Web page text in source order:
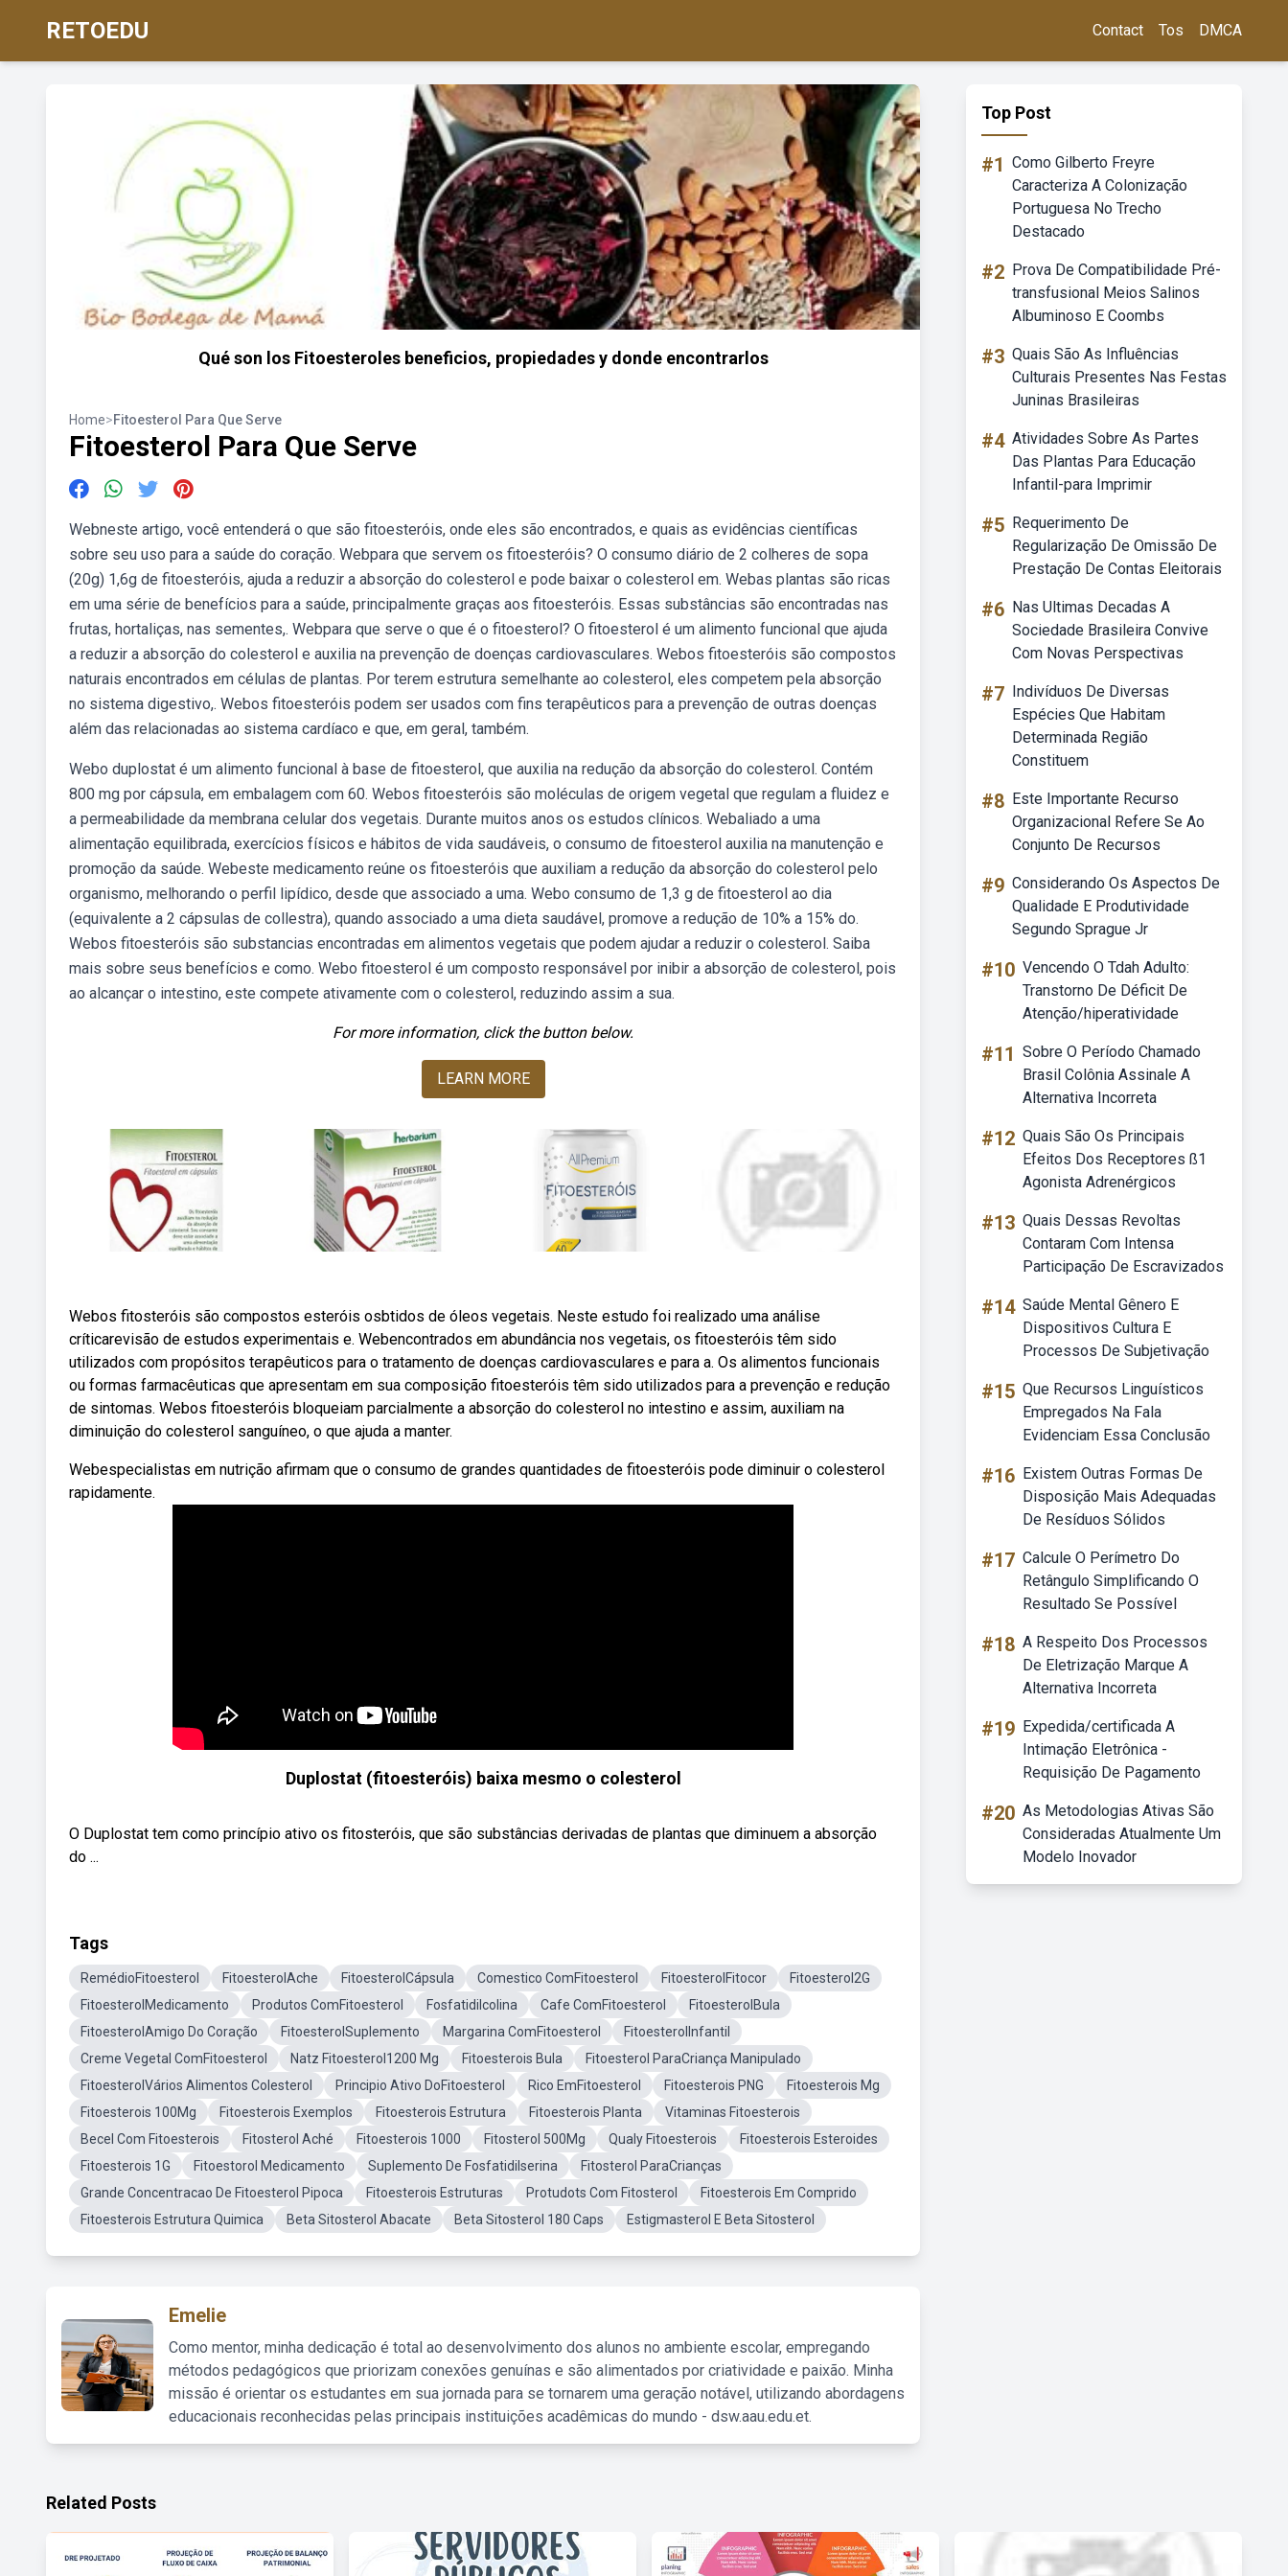
RETOEDU Contact Tos DMCA
Qué son los Fitoesteroles beneficios, propiedades y donde encontrarlos
Home>Fitoesterol Para Que Serve
Fitoesterol Para Que Serve
Webneste artigo, você entenderá o que são fitoesteróis, onde eles são encontrados, e quais as evidências científicas
sobre seu uso para a saúde do coração. Webpara que servem os fitoesteróis? O consumo diário de 2 colheres de sopa
(20g) 1,6g de fitoesteróis, ajuda a reduzir a absorção do colesterol e pode baixar o colesterol em. Webas plantas são ricas
em uma série de benefícios para a saúde, principalmente graças aos fitoesteróis. Essas substâncias são encontradas nas
frutas, hortaliças, nas sementes,. Webpara que serve o que é o fitoesterol? O fitoesterol é um alimento funcional que ajuda
a reduzir a absorção do colesterol e auxilia na prevenção de doenças cardiovasculares. Webos fitoesteróis são compostos
naturais encontrados em células de plantas. Por terem estrutura semelhante ao colesterol, eles competem pela absorção
no sistema digestivo,. Webos fitoesteróis podem ser usados com fins terapêuticos para a prevenção de outras doenças
além das relacionadas ao sistema cardíaco e que, em geral, também.
Webo duplostat é um alimento funcional à base de fitoesterol, que auxilia na redução da absorção do colesterol. Contém
800 mg por cápsula, em embalagem com 60. Webos fitoesteróis são moléculas de origem vegetal que regulam a fluidez e
a permeabilidade da membrana celular dos vegetais. Durante muitos anos os estudos clínicos. Webaliado a uma
alimentação equilibrada, exercícios físicos e hábitos de vida saudáveis, o consumo de fitoesterol auxilia na manutenção e
promoção da saúde. Webeste medicamento reúne os fitoesteróis que auxiliam a redução da absorção do colesterol pelo
organismo, melhorando o perfil lipídico, desde que associado a uma. Webo consumo de 1,3 g de fitoesterol ao dia
(equivalente a 2 cápsulas de collestra), quando associado a uma dieta saudável, promove a redução de 10% a 15% do.
Webos fitoesteróis são substancias encontradas em alimentos vegetais que podem ajudar a reduzir o colesterol. Saiba
mais sobre seus benefícios e como. Webo fitoesterol é um composto responsável por inibir a absorção de colesterol, pois
ao alcançar o intestino, este compete ativamente com o colesterol, reduzindo assim a sua.
For more information, click the button below.
LEARN MORE
Webos fitosteróis são compostos esteróis osbtidos de óleos vegetais. Neste estudo foi realizado uma análise
críticarevisão de estudos experimentais e. Webencontrados em abundância nos vegetais, os fitoesteróis têm sido
utilizados com propósitos terapêuticos para o tratamento de doenças cardiovasculares e para a. Os alimentos funcionais
ou formas farmacêuticas que apresentam em sua composição fitoesteróis têm sido utilizados para a prevenção e redução
de sintomas. Webos fitoesteróis bloqueiam parcialmente a absorção do colesterol no intestino e assim, auxiliam na
diminuição do colesterol sanguíneo, o que ajuda a manter.
Webespecialistas em nutrição afirmam que o consumo de grandes quantidades de fitoesteróis pode diminuir o colesterol
rapidamente.
Duplostat (fitoesteróis) baixa mesmo o colesterol
O Duplostat tem como princípio ativo os fitosteróis, que são substâncias derivadas de plantas que diminuem a absorção
do ...
Tags
RemédioFitoesterol FitoesterolAche FitoesterolCápsula Comestico ComFitoesterol FitoesterolFitocor
Fitoesterol2G
FitoesterolMedicamento
Produtos ComFitoesterol Fosfatidilcolina Cafe ComFitoesterol
FitoesterolBula
FitoesterolAmigo Do Coração
FitoesterolSuplemento Margarina ComFitoesterol
FitoesterolInfantil
Creme Vegetal ComFitoesterol
Natz Fitoesterol1200 Mg Fitoesterois Bula
Fitoesterol ParaCriança Manipulado
FitoesterolVários Alimentos Colesterol
Principio Ativo DoFitoesterol Rico EmFitoesterol Fitoesterois PNG
Fitoesterois Mg
Fitoesterois 100Mg
Fitoesterois Exemplos Fitoesterois Estrutura Fitoesterois Planta
Vitaminas Fitoesterois
Becel Com Fitoesterois
Fitosterol Aché Fitoesterois 1000 Fitosterol 500Mg Qualy Fitoesterois
Fitoesterois Esteroides
Fitoesterois 1G
Fitoestorol Medicamento Suplemento De Fosfatidilserina
Fitosterol ParaCrianças
Grande Concentracao De Fitoesterol Pipoca
Fitoesterois Estruturas Protudots Com Fitosterol
Fitoesterois Em Comprido
Fitoesterois Estrutura Quimica
Beta Sitosterol Abacate Beta Sitosterol 180 Caps Estigmasterol E Beta Sitosterol
Emelie
Como mentor, minha dedicação é total ao desenvolvimento dos alunos no ambiente escolar, empregando
métodos pedagógicos que priorizam conexões genuínas e são alimentados por criatividade e paixão. Minha
missão é orientar os estudantes em sua jornada para se tornarem uma geração notável, utilizando abordagens
educacionais reconhecidas pelas principais instituições acadêmicas do mundo - dsw.aau.edu.et.
Top Post
#1 Como Gilberto Freyre
Caracteriza A Colonização
Portuguesa No Trecho
Destacado
#2 Prova De Compatibilidade Pré-
transfusional Meios Salinos
Albuminoso E Coombs
#3 Quais São As Influências
Culturais Presentes Nas Festas
Juninas Brasileiras
#4 Atividades Sobre As Partes
Das Plantas Para Educação
Infantil-para Imprimir
#5 Requerimento De
Regularização De Omissão De
Prestação De Contas Eleitorais
#6 Nas Ultimas Decadas A
Sociedade Brasileira Convive
Com Novas Perspectivas
#7 Indivíduos De Diversas
Espécies Que Habitam
Determinada Região
Constituem
#8 Este Importante Recurso
Organizacional Refere Se Ao
Conjunto De Recursos
#9 Considerando Os Aspectos De
Qualidade E Produtividade
Segundo Sprague Jr
#10 Vencendo O Tdah Adulto:
Transtorno De Déficit De
Atenção/hiperatividade
#11 Sobre O Período Chamado
Brasil Colônia Assinale A
Alternativa Incorreta
#12 Quais São Os Principais
Efeitos Dos Receptores ß1
Agonista Adrenérgicos
#13 Quais Dessas Revoltas
Contaram Com Intensa
Participação De Escravizados
#14 Saúde Mental Gênero E
Dispositivos Cultura E
Processos De Subjetivação
#15 Que Recursos Linguísticos
Empregados Na Fala
Evidenciam Essa Conclusão
#16 Existem Outras Formas De
Disposição Mais Adequadas
De Resíduos Sólidos
#17 Calcule O Perímetro Do
Retângulo Simplificando O
Resultado Se Possível
#18 A Respeito Dos Processos
De Eletrização Marque A
Alternativa Incorreta
#19 Expedida/certificada A
Intimação Eletrônica -
Requisição De Pagamento
#20 As Metodologias Ativas São
Consideradas Atualmente Um
Modelo Inovador
Related Posts